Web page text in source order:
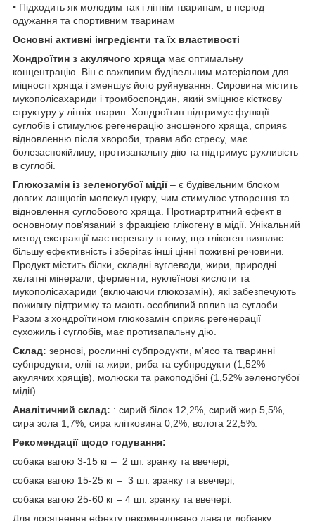
• Підходить як молодим так і літнім тваринам, в період
одужання та спортивним тваринам
Основні активні інгредієнти та їх властивості
Хондроїтин з акулячого хряща має оптимальну
концентрацію. Він є важливим будівельним матеріалом для
міцності хряща і зменшує його руйнування. Сировина містить
мукополісахариди і тромбоспондин, який зміцнює кісткову
структуру у літніх тварин. Хондроїтин підтримує функції
суглобів і стимулює регенерацію зношеного хряща, сприяє
відновленню після хвороби, травм або стресу, має
болезаспокійливу, протизапальну дію та підтримує рухливість
в суглобі.
Глюкозамін із зеленогубої мідії– є будівельним блоком
довгих ланцюгів молекул цукру, чим стимулює утворення та
відновлення суглобового хряща. Протиартритний ефект в
основному пов'язаний з фракцією глікогену в мідії. Унікальний
метод екстракції має перевагу в тому, що глікоген виявляє
більшу ефективність і зберігає інші цінні поживні речовини.
Продукт містить білки, складні вуглеводи, жири, природні
хелатні мінерали, ферменти, нуклеїнові кислоти та
мукополісахариди (включаючи глюкозамін), які забезпечують
поживну підтримку та мають особливий вплив на суглоби.
Разом з хондроїтином глюкозамін сприяє регенерації
сухожиль і суглобів, має протизапальну дію.
Склад: зернові, рослинні субпродукти, м'ясо та тваринні
субпродукти, олії та жири, риба та субпродукти (1,52%
акулячих хрящів), молюски та ракоподібні (1,52% зеленогубої
мідії)
Аналітичний склад: : сирий білок 12,2%, сирий жир 5,5%,
сира зола 1,7%, сира клітковина 0,2%, волога 22,5%.
Рекомендації щодо годування:
собака вагою 3-15 кг – 2 шт. зранку та ввечері,
собака вагою 15-25 кг – 3 шт. зранку та ввечері,
собака вагою 25-60 кг – 4 шт. зранку та ввечері.
Для досягнення ефекту рекомендовано давати добавку